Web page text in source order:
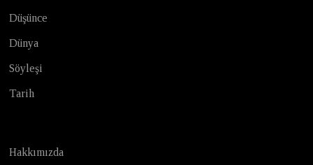
Düşünce
Dünya
Söyleşi
Tarih
Hakkımızda